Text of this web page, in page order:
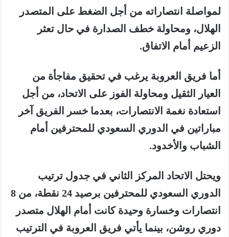
لمواصلة انتصاراته من أجل الضغط على المتصدر
الهلال، ومحاولة خطف الصدارة في حال تعثر
الزعيم أمام الاتفاق.
أما فريق العروبة يرغب في تحقيق مفاجأة من
العيار الثقيل ومحاولة الفوز على الاتحاد، من أجل
استعادة نغمة الانتصارات، بعدما خسر الفريق آخر
مباراتين في الدوري السعودي للمحترفين أمام
الشباب والأخدود.
ويحتل الاتحاد المركز الثاني في جدول ترتيب
الدوري السعودي للمحترفين برصيد 24 نقطة، من 8
انتصارات وخسارة وحيدة كانت أمام الهلال متصدر
دوري روشن، بينما يأتي فريق العروبة في الترتيب